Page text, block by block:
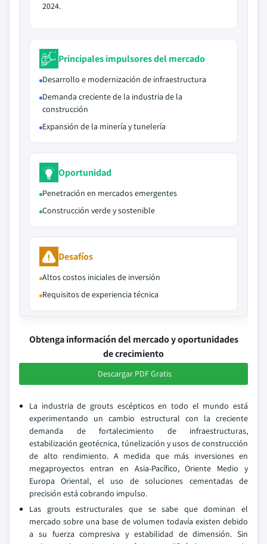
2024.
Principales impulsores del mercado
Desarrollo e modernización de infraestructura
Demanda creciente de la industria de la
construcción
Expansión de la minería y tunelería
Oportunidad
Penetración en mercados emergentes
Construcción verde y sostenible
Desafíos
Altos costos iniciales de inversión
Requisitos de experiencia técnica
Obtenga información del mercado y oportunidades
de crecimiento
Descargar PDF Gratis
La industria de grouts escépticos en todo el mundo está
experimentando un cambio estructural con la creciente
demanda de fortalecimiento de infraestructuras,
estabilización geotécnica, túnelización y usos de construcción
de alto rendimiento. A medida que más inversiones en
megaproyectos entran en Asia-Pacífico, Oriente Medio y
Europa Oriental, el uso de soluciones cementadas de
precisión está cobrando impulso.
Las grouts estructurales que se sabe que dominan el
mercado sobre una base de volumen todavía existen debido
a su fuerza compresiva y estabilidad de dimensión. Sin